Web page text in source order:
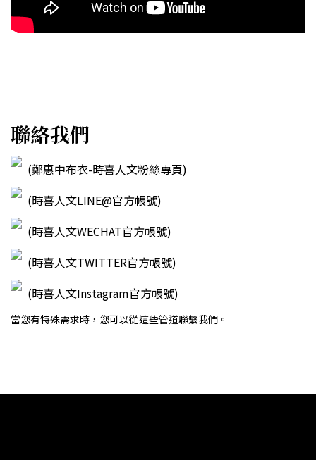
聯絡我們
(鄭惠中布衣-時喜人文粉絲專頁)
(時喜人文LINE@官方帳號)
(時喜人文WECHAT官方帳號)
(時喜人文TWITTER官方帳號)
(時喜人文Instagram官方帳號)
當您有特殊需求時，您可以從這些管道聯繫我們。